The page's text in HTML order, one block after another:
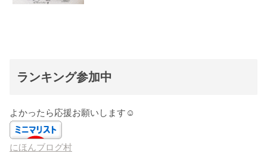
ランキング参加中
よかったら応援お願いします☺️
にほんブログ村